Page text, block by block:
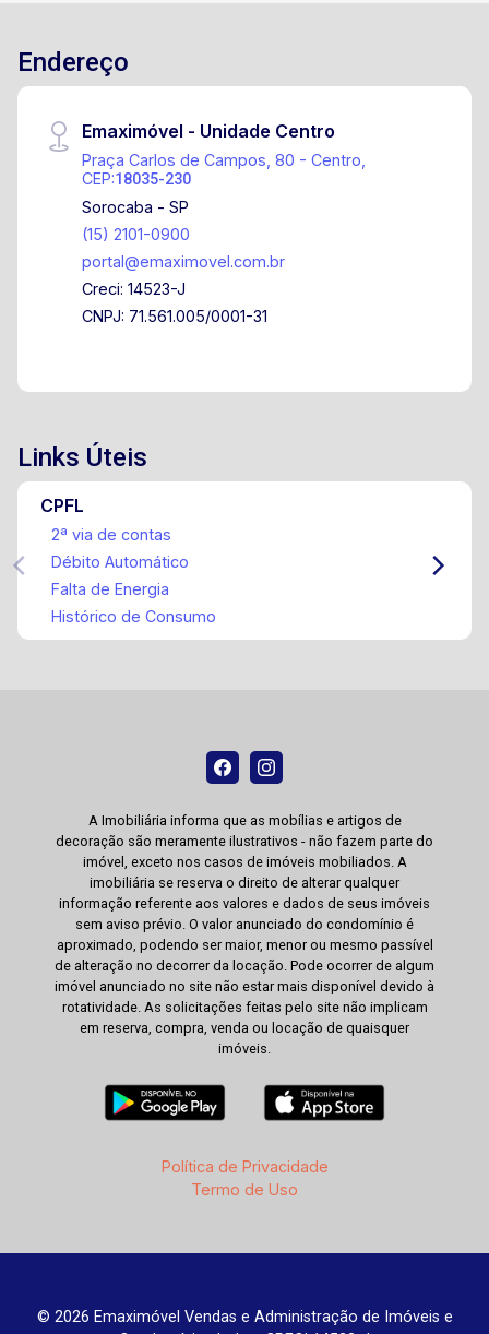
Endereço
Emaximóvel - Unidade Centro
Praça Carlos de Campos, 80 - Centro,
CEP:18035-230
Sorocaba - SP
(15) 2101-0900
portal@emaximovel.com.br
Creci: 14523-J
CNPJ: 71.561.005/0001-31
Links Úteis
CPFL
2ª via de contas
Débito Automático
Falta de Energia
Histórico de Consumo
A Imobiliária informa que as mobílias e artigos de
decoração são meramente ilustrativos - não fazem parte do
imóvel, exceto nos casos de imóveis mobiliados. A
imobiliária se reserva o direito de alterar qualquer
informação referente aos valores e dados de seus imóveis
sem aviso prévio. O valor anunciado do condomínio é
aproximado, podendo ser maior, menor ou mesmo passível
de alteração no decorrer da locação. Pode ocorrer de algum
imóvel anunciado no site não estar mais disponível devido à
rotatividade. As solicitações feitas pelo site não implicam
em reserva, compra, venda ou locação de quaisquer
imóveis.
Política de Privacidade
Termo de Uso
© 2026 Emaximóvel Vendas e Administração de Imóveis e